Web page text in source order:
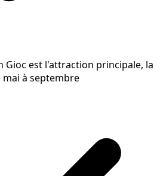
Gioc est l'attraction principale, la
à septembre